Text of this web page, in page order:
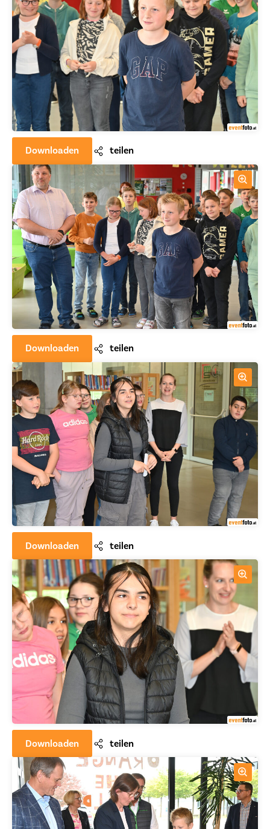
Downloaden teilen
Downloaden teilen
Downloaden teilen
Downloaden teilen